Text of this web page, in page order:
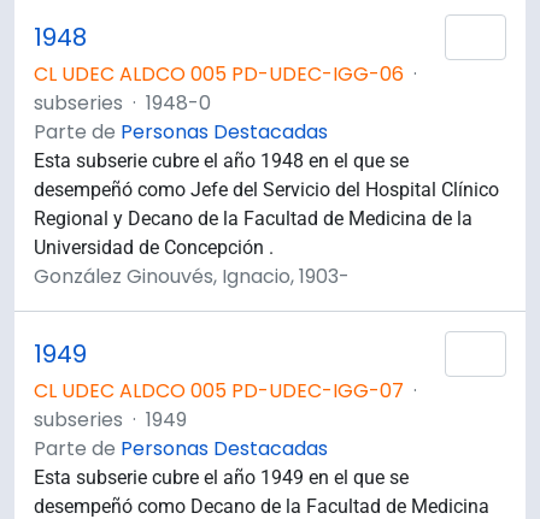
1948
CL UDEC ALDCO 005 PD-UDEC-IGG-06 ·
subseries · 1948-0
Parte de Personas Destacadas
Esta subserie cubre el año 1948 en el que se
desempeñó como Jefe del Servicio del Hospital Clínico
Regional y Decano de la Facultad de Medicina de la
Universidad de Concepción .
González Ginouvés, Ignacio, 1903-
1949
CL UDEC ALDCO 005 PD-UDEC-IGG-07 ·
subseries · 1949
Parte de Personas Destacadas
Esta subserie cubre el año 1949 en el que se
desempeñó como Decano de la Facultad de Medicina